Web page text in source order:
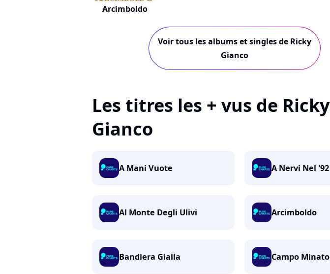
Arcimboldo
Voir tous les albums et singles de Ricky
Gianco
Les titres les + vus de Ricky
Gianco
A Mani Vuote A Nervi Nel '92
Al Monte Degli Ulivi Arcimboldo
Bandiera Gialla Campo Minato